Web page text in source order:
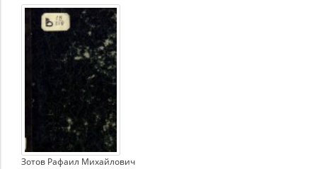
Зотов Рафаил Михайлович